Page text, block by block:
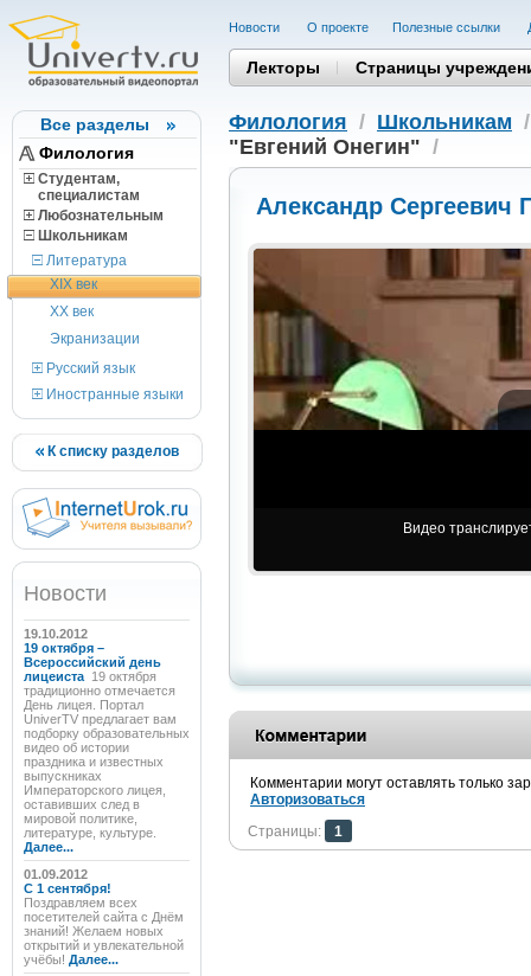
Все разделы
Филология
Студентам,
cпециалистам
Любознательным
Школьникам
Литература
XIX век
XX век
Экранизации
Русский язык
Иностранные языки
К списку разделов
Новости
19.10.2012
19 октября –
Всероссийский день
лицеиста 19 октября
традиционно отмечается
День лицея. Портал
UniverTV предлагает вам
подборку образовательных
видео об истории
праздника и известных
выпускниках
Императорского лицея,
оставивших след в
мировой политике,
литературе, культуре.
Далее...
01.09.2012
C 1 сентября!
Поздравляем всех
посетителей сайта с Днём
знаний! Желаем новых
открытий и увлекательной
учёбы! Далее...
Новости О проекте Полезные cсылки
Лекторы Страницы
Филология / Школьникам
"Евгений Онегин" /
Александр Сергеевич
Видео
Комментарии могут оставлять только
Авторизоваться
Страницы:
1